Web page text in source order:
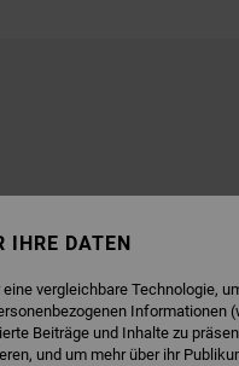
IHRE DATEN
vergleichbare Technologie,
Informationen
Beiträge und Inhalte zu
und um mehr über ihr